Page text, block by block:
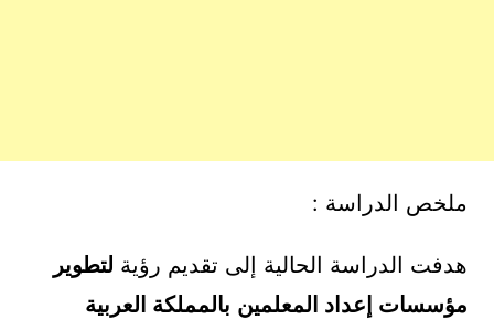
ملخص الدراسة :
هدفت الدراسة الحالية إلى تقديم رؤية لتطوير
مؤسسات إعداد المعلمين بالمملكة العربية